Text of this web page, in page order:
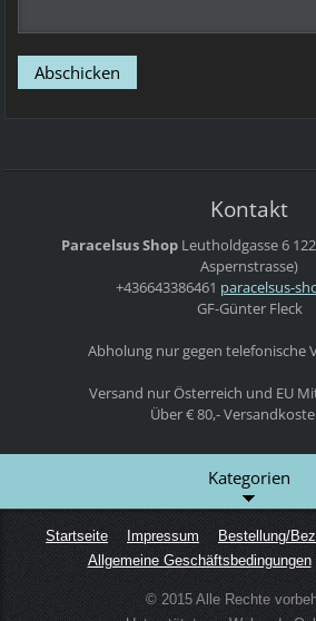
Kontakt
Paracelsus Shop Leutholdgasse 6
Aspernstrasse)
+436643386461 paracelsus-
GF-Günter Fleck
Abholung nur gegen telefonische
Versand nur Österreich und EU
Über € 80,-
Kategorien
Startseite Impressum Bestellung/
Allgemeine Geschäftsbedingungen
© 2015 Alle Rechte